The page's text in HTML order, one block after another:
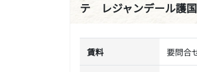
テ レジャンデール護
賃料 要問合